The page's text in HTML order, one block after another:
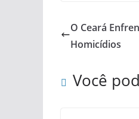
O Ceará
Homicídios
Você